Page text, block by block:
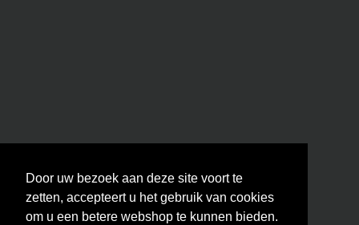
Door uw bezoek aan deze site voort te
zetten, accepteert u het gebruik van cookies
om u een betere webshop te kunnen bieden.